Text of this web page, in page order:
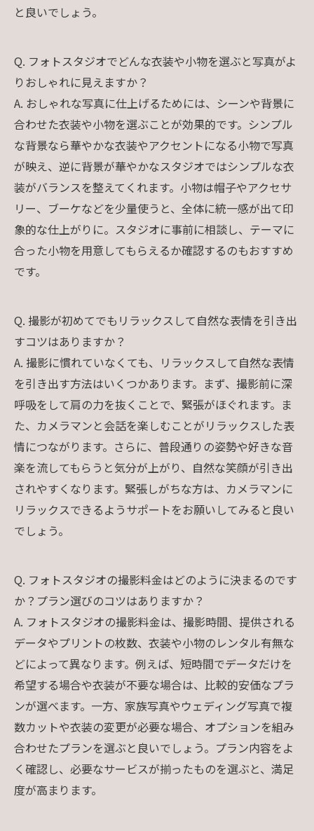
と良いでしょう。
Q. フォトスタジオでどんな衣装や小物を選ぶと写真がよ
りおしゃれに見えますか？
A. おしゃれな写真に仕上げるためには、シーンや背景に
合わせた衣装や小物を選ぶことが効果的です。シンプル
な背景なら華やかな衣装やアクセントになる小物で写真
が映え、逆に背景が華やかなスタジオではシンプルな衣
装がバランスを整えてくれます。小物は帽子やアクセサ
リー、ブーケなどを少量使うと、全体に統一感が出て印
象的な仕上がりに。スタジオに事前に相談し、テーマに
合った小物を用意してもらえるか確認するのもおすすめ
です。
Q. 撮影が初めてでもリラックスして自然な表情を引き出
すコツはありますか？
A. 撮影に慣れていなくても、リラックスして自然な表情
を引き出す方法はいくつかあります。まず、撮影前に深
呼吸をして肩の力を抜くことで、緊張がほぐれます。ま
た、カメラマンと会話を楽しむことがリラックスした表
情につながります。さらに、普段通りの姿勢や好きな音
楽を流してもらうと気分が上がり、自然な笑顔が引き出
されやすくなります。緊張しがちな方は、カメラマンに
リラックスできるようサポートをお願いしてみると良い
でしょう。
Q. フォトスタジオの撮影料金はどのように決まるのです
か？プラン選びのコツはありますか？
A. フォトスタジオの撮影料金は、撮影時間、提供される
データやプリントの枚数、衣装や小物のレンタル有無な
どによって異なります。例えば、短時間でデータだけを
希望する場合や衣装が不要な場合は、比較的安価なプラ
ンが選べます。一方、家族写真やウェディング写真で複
数カットや衣装の変更が必要な場合、オプションを組み
合わせたプランを選ぶと良いでしょう。プラン内容をよ
く確認し、必要なサービスが揃ったものを選ぶと、満足
度が高まります。